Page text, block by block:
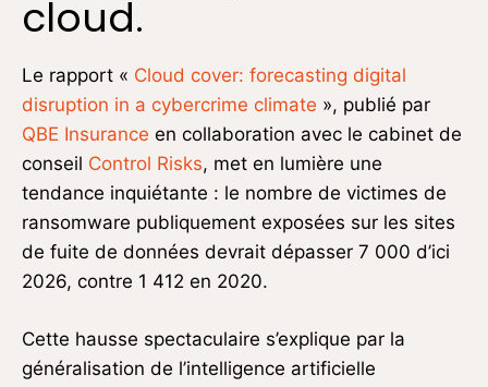
cloud.
Le rapport « Cloud cover: forecasting digital
disruption in a cybercrime climate », publié par
QBE Insurance en collaboration avec le cabinet de
conseil Control Risks, met en lumière une
tendance inquiétante : le nombre de victimes de
ransomware publiquement exposées sur les sites
de fuite de données devrait dépasser 7 000 d’ici
2026, contre 1 412 en 2020.
Cette hausse spectaculaire s’explique par la
généralisation de l’intelligence artificielle